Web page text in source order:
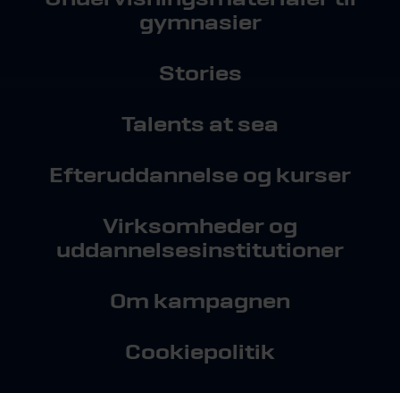
gymnasier
Stories
Talents at sea
Efteruddannelse og kurser
Virksomheder og
uddannelsesinstitutioner
Om kampagnen
Cookiepolitik